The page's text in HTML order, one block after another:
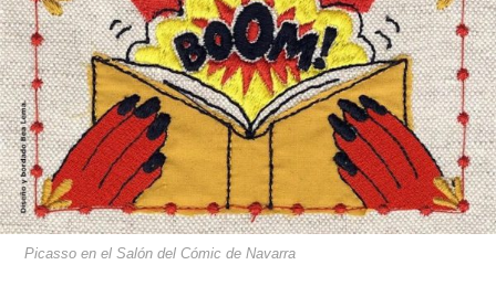
Picasso en el Salón del Cómic de Navarra